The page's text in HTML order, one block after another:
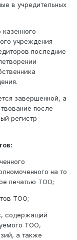
в учредительных
учреждения -
последние
завершенной, а
после
регистр
на то
печатью ТОО;
ТОО;
содержащий
ТОО,
а также